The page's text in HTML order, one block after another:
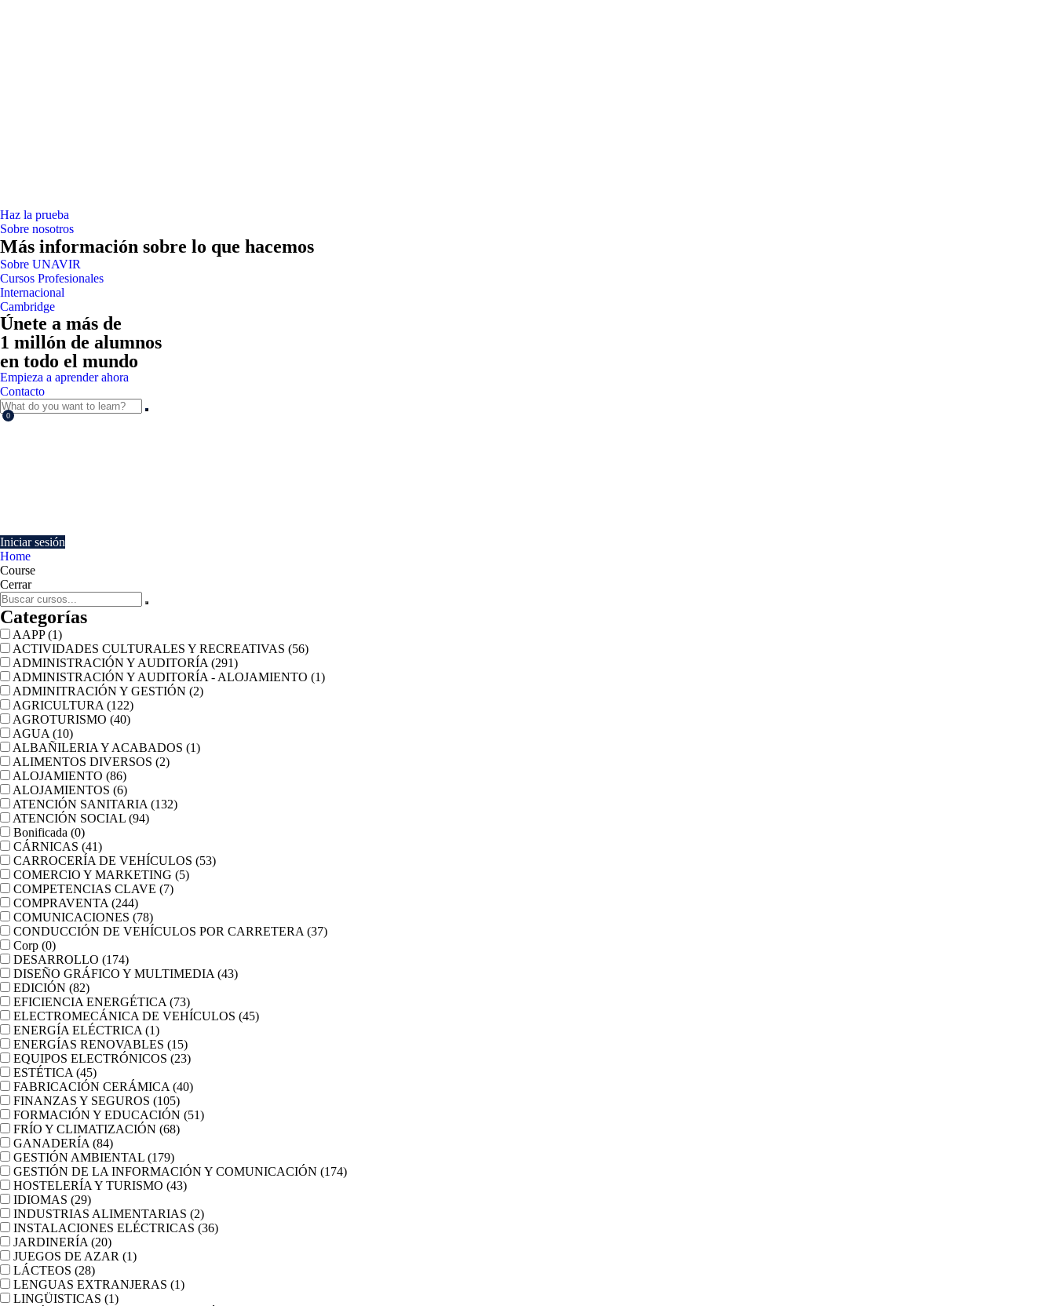
Haz la prueba
Sobre nosotros
Más información sobre lo que hacemos
Sobre UNAVIR
Cursos Profesionales
Internacional
Cambridge
Únete a más de
1 millón de alumnos
en todo el mundo
Empieza a aprender ahora
Contacto
0
Iniciar sesión
Home
Course
Cerrar
Categorías
AAPP(1)
ACTIVIDADES CULTURALES Y RECREATIVAS (56)
ADMINISTRACIÓN Y AUDITORÍA (291)
ADMINISTRACIÓN Y AUDITORÍA - ALOJAMIENTO (1)
ADMINITRACIÓN Y GESTIÓN (2)
AGRICULTURA (122)
AGROTURISMO (40)
AGUA (10)
ALBAÑILERIA Y ACABADOS (1)
ALIMENTOS DIVERSOS (2)
ALOJAMIENTO (86)
ALOJAMIENTOS (6)
ATENCIÓN SANITARIA (132)
ATENCIÓN SOCIAL (94)
Bonificada (0)
CÁRNICAS (41)
CARROCERÍA DE VEHÍCULOS (53)
COMERCIO Y MARKETING (5)
COMPETENCIAS CLAVE (7)
COMPRAVENTA (244)
COMUNICACIONES (78)
CONDUCCIÓN DE VEHÍCULOS POR CARRETERA (37)
Corp (0)
DESARROLLO (174)
DISEÑO GRÁFICO Y MULTIMEDIA (43)
EDICIÓN (82)
EFICIENCIA ENERGÉTICA (73)
ELECTROMECÁNICA DE VEHÍCULOS (45)
ENERGÍA ELÉCTRICA (1)
ENERGÍAS RENOVABLES (15)
EQUIPOS ELECTRÓNICOS (23)
ESTÉTICA (45)
FABRICACIÓN CERÁMICA (40)
FINANZAS Y SEGUROS (105)
FORMACIÓN Y EDUCACIÓN (51)
FRÍO Y CLIMATIZACIÓN (68)
GANADERÍA (84)
GESTIÓN AMBIENTAL (179)
GESTIÓN DE LA INFORMACIÓN Y COMUNICACIÓN (174)
HOSTELERÍA Y TURISMO (43)
IDIOMAS (29)
INDUSTRIAS ALIMENTARIAS (2)
INSTALACIONES ELÉCTRICAS (36)
JARDINERÍA (20)
JUEGOS DE AZAR (1)
LÁCTEOS (28)
LENGUAS EXTRANJERAS (1)
LINGÜISTICAS (1)